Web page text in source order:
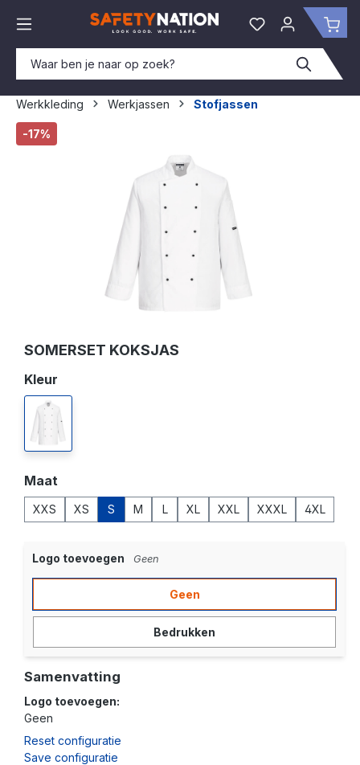
Je hebt 0 items
Werkkleding Werkjassen
Stofjassen
Afbeeldingengalerij overslaan
-17%
SOMERSET KOKSJAS
Selecteer
Kleur
wit
Selecteer
Maat
XXS XS S M L XL XXL XXXL 4XL
Logo toevoegen Geen
Geen
Bedrukken
Samenvatting
Logo toevoegen:
Geen
Reset configuratie
Save configuratie